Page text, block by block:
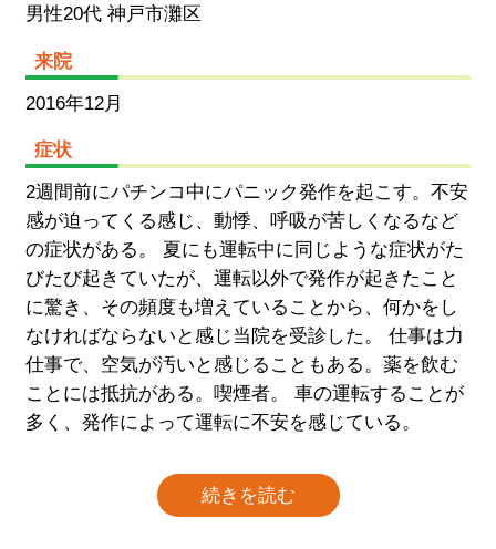
男性20代 神戸市灘区
来院
2016年12月
症状
2週間前にパチンコ中にパニック発作を起こす。不安
感が迫ってくる感じ、動悸、呼吸が苦しくなるなど
の症状がある。 夏にも運転中に同じような症状がた
びたび起きていたが、運転以外で発作が起きたこと
に驚き、その頻度も増えていることから、何かをし
なければならないと感じ当院を受診した。 仕事は力
仕事で、空気が汚いと感じることもある。薬を飲む
ことには抵抗がある。喫煙者。 車の運転することが
多く、発作によって運転に不安を感じている。
続きを読む